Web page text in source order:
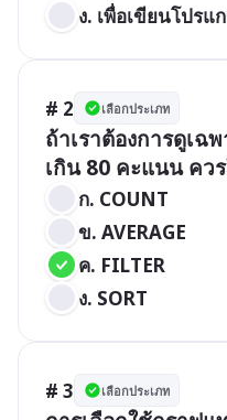
ง. เพื่อเขียนโปร
# 2 เลือกประเภท
ถ้าเราต้องการดูเฉ
เกิน 80 คะแนน คว
ก. COUNT
ข. AVERAGE
ค. FILTER
ง. SORT
# 3 เลือกประเภท